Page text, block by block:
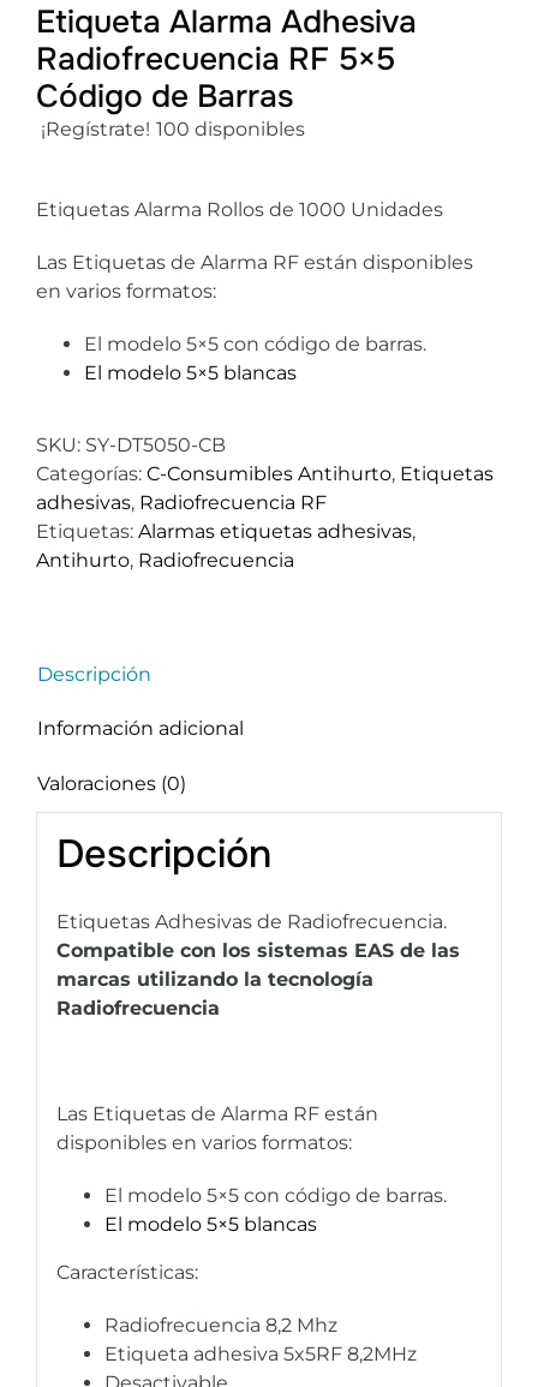
Etiqueta Alarma Adhesiva
Radiofrecuencia RF 5×5
Código de Barras
¡Regístrate! 100 disponibles
Etiquetas Alarma Rollos de 1000 Unidades
Las Etiquetas de Alarma RF están disponibles
en varios formatos:
El modelo 5×5 con código de barras.
El modelo 5×5 blancas
SKU: SY-DT5050-CB
Categorías: C-Consumibles Antihurto, Etiquetas
adhesivas, Radiofrecuencia RF
Etiquetas: Alarmas etiquetas adhesivas,
Antihurto, Radiofrecuencia
Descripción
Información adicional
Valoraciones (0)
Descripción
Etiquetas Adhesivas de Radiofrecuencia.
Compatible con los sistemas EAS de las
marcas utilizando la tecnología
Radiofrecuencia
Las Etiquetas de Alarma RF están
disponibles en varios formatos:
El modelo 5×5 con código de barras.
El modelo 5×5 blancas
Características:
Radiofrecuencia 8,2 Mhz
Etiqueta adhesiva 5x5RF 8,2MHz